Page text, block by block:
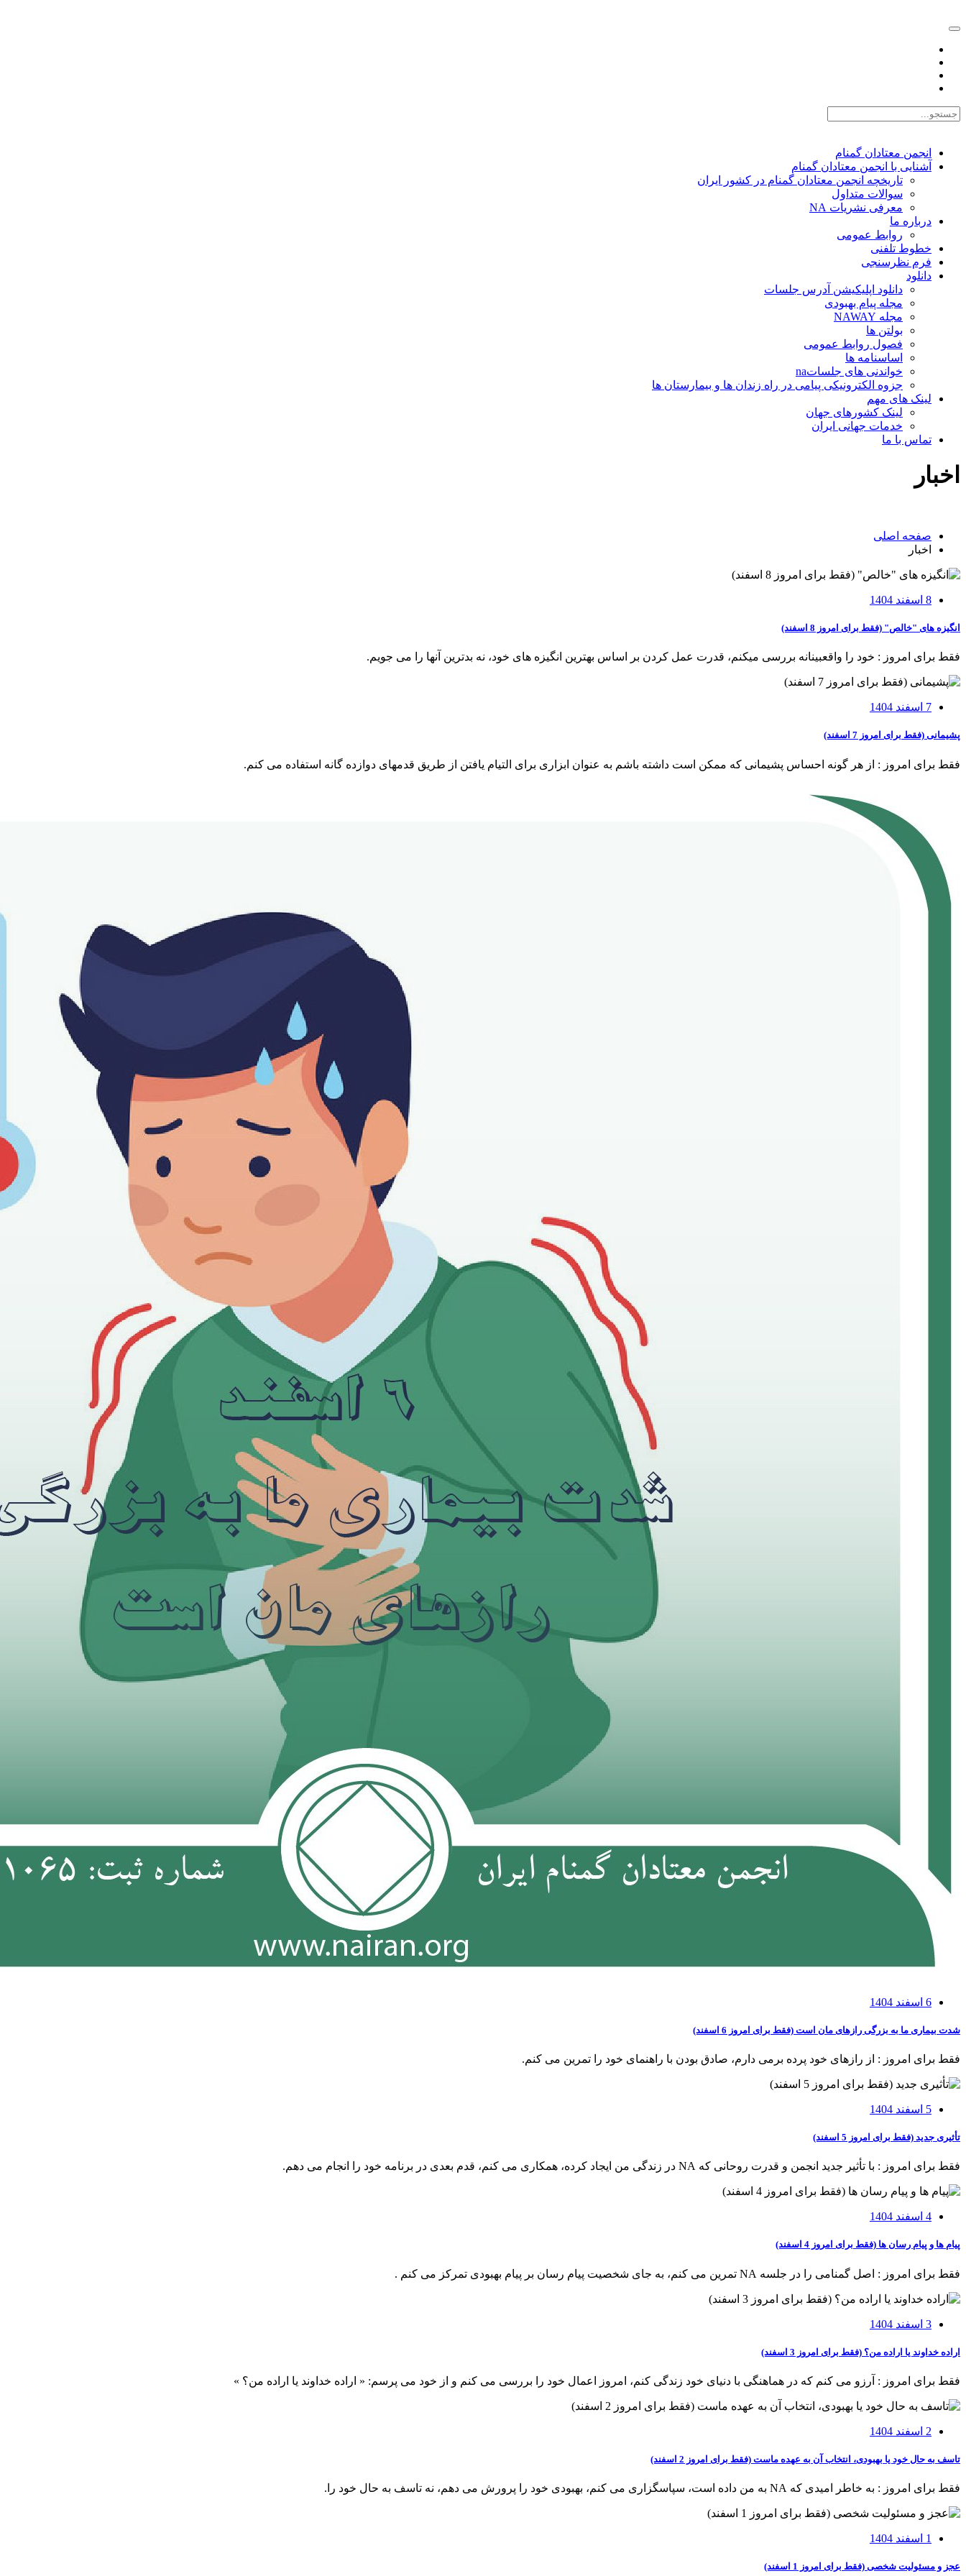
انجمن معتادان گمنام
آشنایی با انجمن معتادان گمنام
تاریخچه انجمن معتادان گمنام در کشور ایران
سوالات متداول
معرفی نشریات NA
درباره ما
روابط عمومی
خطوط تلفنی
فرم نظرسنجی
دانلود
دانلود اپلیکیشن آدرس جلسات
مجله پیام بهبودی
مجله NAWAY
بولتن ها
فصول روابط عمومی
اساسنامه ها
خواندنی های جلساتna
جزوه الکترونیکی پیامی در راه زندان ها و بیمارستان ها
لینک های مهم
لینک کشورهای جهان
خدمات جهانی ایران
تماس با ما
اخبار
صفحه اصلی
اخبار
8 اسفند 1404
انگیزه ⁯⁯های "خالص" (فقط برای امروز 8 اسفند)
فقط برای امروز : خود را واقع⁯بینانه بررسی می⁯کنم، قدرت عمل کردن بر اساس بهترین انگیزه⁯ های خود، نه بدترین آنها را می ⁯جویم.
7 اسفند 1404
پشیمانی (فقط برای امروز 7 اسفند)
فقط برای امروز : از هر گونه احساس پشیمانی که ممکن است داشته باشم به عنوان ابزاری برای التیام یافتن از طریق قدمهای دوازده⁯ گانه استفاده می⁯ کنم.
6 اسفند 1404
شدت بیماری ما به بزرگی رازهای مان است (فقط برای امروز 6 اسفند)
فقط برای امروز : از رازهای خود پرده برمی⁯ دارم، صادق بودن با راهنمای خود را تمرین می⁯ کنم.
5 اسفند 1404
تأثیری جدید (فقط برای امروز 5 اسفند)
فقط برای امروز : با تأثیر جدید انجمن و قدرت روحانی که NA در زندگی من ایجاد کرده، همکاری می⁯ کنم، قدم بعدی در برنامه خود را انجام می ⁯دهم.
4 اسفند 1404
پیام ها و پیام ⁯رسان⁯ ها (فقط برای امروز 4 اسفند)
فقط برای امروز : اصل گمنامی را در جلسه NA تمرین می⁯ کنم، به جای شخصیت پیام ⁯رسان بر پیام بهبودی تمرکز می⁯ کنم .
3 اسفند 1404
اراده خداوند یا اراده من؟ (فقط برای امروز 3 اسفند)
فقط برای امروز : آرزو می⁯ کنم که در هماهنگی با دنیای خود زندگی کنم، امروز اعمال خود را بررسی می⁯ کنم و از خود می⁯ پرسم: « اراده خداوند یا اراده من؟ »
2 اسفند 1404
تاسف به حال خود یا بهبودی، انتخاب آن به عهده ماست (فقط برای امروز 2 اسفند)
فقط برای امروز : به خاطر امیدی که NA به من داده است، سپاسگزاری می⁯ کنم، بهبودی خود را پرورش می ⁯دهم، نه تاسف به حال خود را.
1 اسفند 1404
عجز و مسئولیت شخصی (فقط برای امروز 1 اسفند)